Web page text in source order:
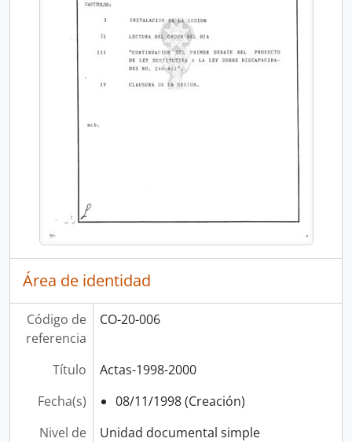
Área de identidad
Código de
referencia
CO-20-006
Título
Actas-1998-2000
Fecha(s)
08/11/1998 (Creación)
Nivel de
Unidad documental simple